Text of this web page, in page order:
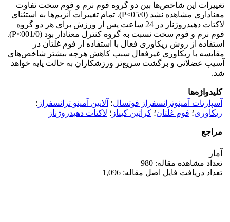
تغییرات این شاخص‌ها بین دو گروه فوم نرم و فوم سخت تفاوت
معناداری مشاهده نشد (05/0>P). تمام تغییرات آنزیم‌ها به استثنای
لاکتات دهیدروژناز در 24 ساعت پس از ورزش برای هر دو گروه
فوم نرم و فوم سخت نسبت به گروه کنترل معنادار بود (001/0>P).
استفاده از روش ریکاوری فعال با استفاده از فوم غلتان در
مقایسه با ریکاوری غیرفعال سبب کاهش هرچه بیشتر شاخص‌های
آسیب عضلانی و برگشت سریع‌تر ورزشکاران به حالت پایه خواهد
شد.
کلیدواژه‌ها
آسپارتات آمینوترانسفراز فوتسال؛ آلانین آمینو ترانسفراز ؛
ریکاوری؛ فوم غلتان؛ کراتین کیناز ؛ لاکتات دهیدروژناز
مراجع
آمار
تعداد مشاهده مقاله: 980
تعداد دریافت فایل اصل مقاله: 1,096